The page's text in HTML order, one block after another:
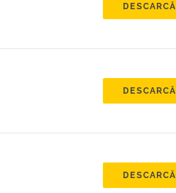
DESCARCĂ
DESCARCĂ
DESCARCĂ